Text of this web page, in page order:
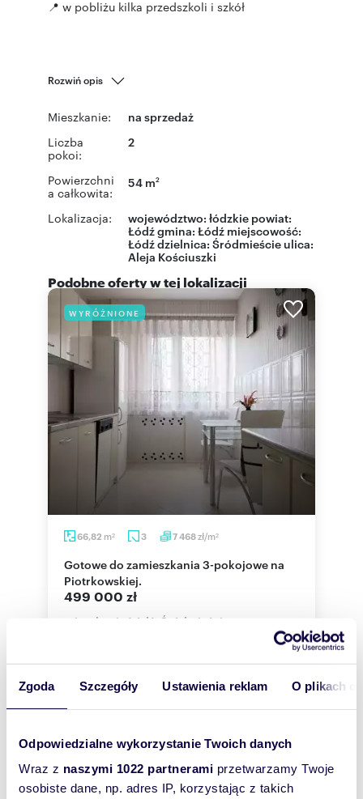
Zgoda Szczegóły Ustawienia reklam O plikach
Odpowiedzialne wykorzystanie Twoich danych
Wraz z naszymi 1022 partnerami przetwarzamy Twoje
osobiste dane, np. adres IP, korzystając z takich
Rozwiń opis
Mieszkanie: na sprzedaż
Liczba
pokoi:
2
Powierzchni
a całkowita:
54 m2
Lokalizacja: województwo: łódzkie powiat:
Łódźgmina: Łódź miejscowość:
Łódździelnica: Śródmieście ulica:
Aleja Kościuszki
Podobne oferty w tej lokalizacji
WYRÓŻNIONE
66,82 m2 3 7 468zł/m2
Gotowe do zamieszkania 3-pokojowe na
Piotrkowskiej.
499 000 zł
mieszkanie Łódź, Śródmieście,
gotowe do zamieszkania od zaraz. Mieszkanie
mieści się na 1. piętrze w bloku z 19...
WYRÓŻNIONE